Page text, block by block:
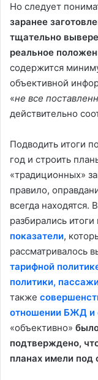
Но следует
заранее
тщательно
реальное
содержится
объективной
«не все
действительно
Подводить итоги
год и строить
«традиционных»
правило,
всегда
разбирались
показатели,
рассматривалось
тарифной
политики,
также
отношении БЖД и
«объективно»
подтверждено,
планах имели под